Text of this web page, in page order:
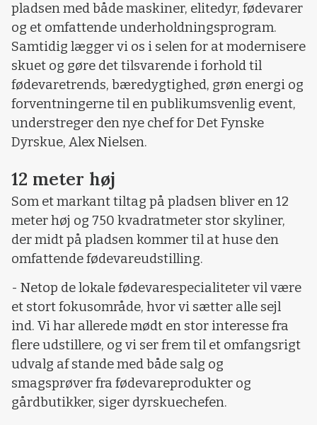
pladsen med både maskiner, elitedyr, fødevarer
og et omfattende underholdningsprogram.
Samtidig lægger vi os i selen for at modernisere
skuet og gøre det tilsvarende i forhold til
fødevaretrends, bæredygtighed, grøn energi og
forventningerne til en publikumsvenlig event,
understreger den nye chef for Det Fynske
Dyrskue, Alex Nielsen.
12 meter høj
Som et markant tiltag på pladsen bliver en 12
meter høj og 750 kvadratmeter stor skyliner,
der midt på pladsen kommer til at huse den
omfattende fødevareudstilling.
- Netop de lokale fødevarespecialiteter vil være
et stort fokusområde, hvor vi sætter alle sejl
ind. Vi har allerede mødt en stor interesse fra
flere udstillere, og vi ser frem til et omfangsrigt
udvalg af stande med både salg og
smagsprøver fra fødevareprodukter og
gårdbutikker, siger dyrskuechefen.